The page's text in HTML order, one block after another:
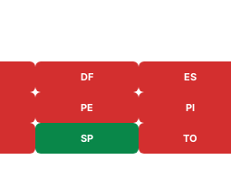
DF ES
PE PI
SP TO